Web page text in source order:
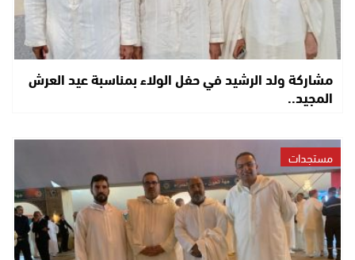
مشاركة ولد الرشيد في حفل الولاء بمناسبة عيد العرش
المجيد..
مستجدات